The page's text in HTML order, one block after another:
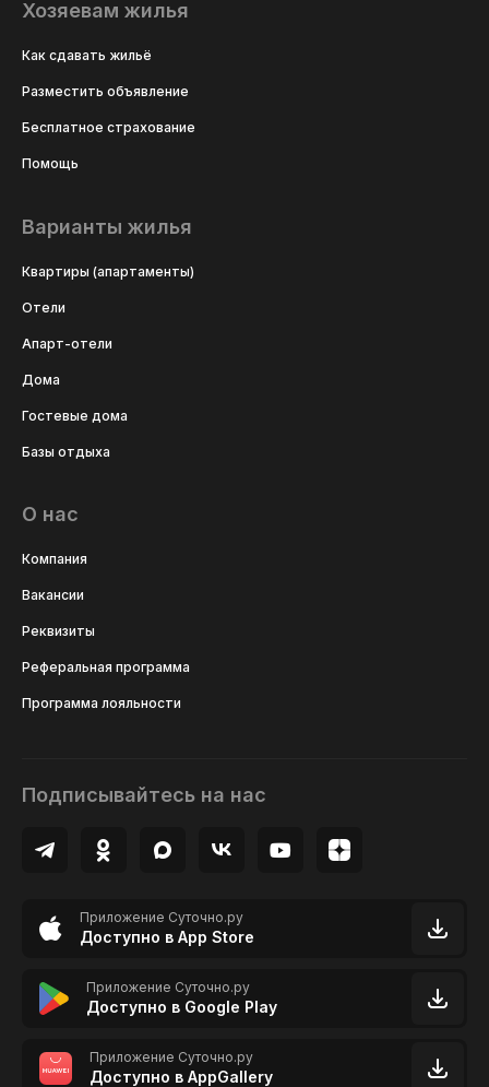
Хозяевам жилья
Как сдавать жильё
Разместить объявление
Бесплатное страхование
Помощь
Варианты жилья
Квартиры (апартаменты)
Отели
Апарт-отели
Дома
Гостевые дома
Базы отдыха
О нас
Компания
Вакансии
Реквизиты
Реферальная программа
Программа лояльности
Подписывайтесь на нас
Приложение Суточно.ру
Доступно в App Store
Приложение Суточно.ру
Доступно в Google Play
Приложение Суточно.ру
Доступно в AppGallery